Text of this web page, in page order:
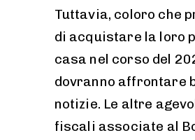
Tuttavia, coloro che
di acquistare la loro
casa nel corso del
dovranno affrontare
notizie. Le altre
fiscali associate al